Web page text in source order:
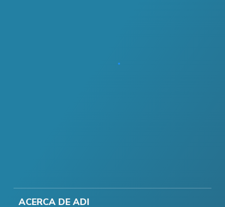
ACERCA DE ADI